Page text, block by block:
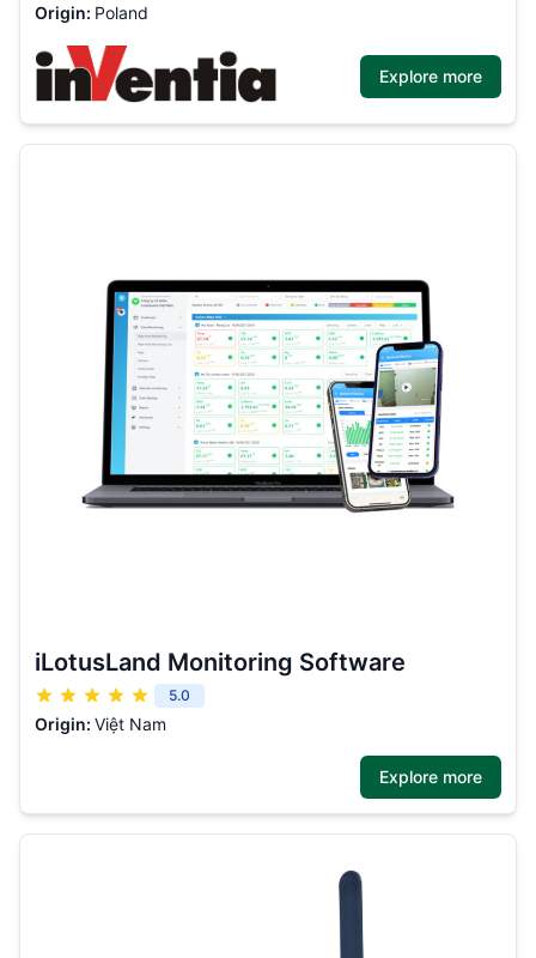
Origin: Poland
Explore more
iLotusLand Monitoring Software
5.0
Origin: Việt Nam
Explore more